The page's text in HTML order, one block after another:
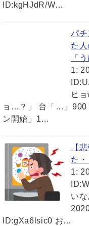
ID:kgHJdR/W…
パ
た
「
1:
ヒ
ョ…？」 台「…」
ン開始」1…
【
た・
1:
い
ID:gXa6lsic0 お…